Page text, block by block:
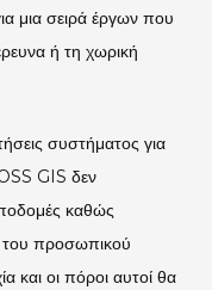
μια σειρά έργων που
ή τη χωρική
συστήματος για
GIS δεν
καθώς
του προσωπικού
και οι πόροι αυτοί θα